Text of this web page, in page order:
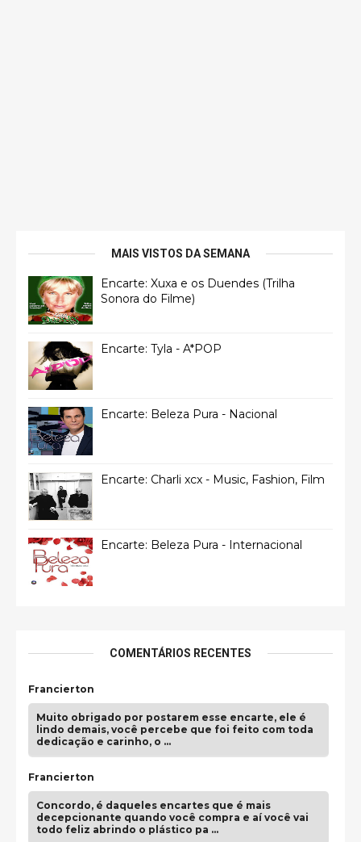
MAIS VISTOS DA SEMANA
Encarte: Xuxa e os Duendes (Trilha
Sonora do Filme)
Encarte: Tyla - A*POP
Encarte: Beleza Pura - Nacional
Encarte: Charli xcx - Music, Fashion, Film
Encarte: Beleza Pura - Internacional
COMENTÁRIOS RECENTES
Francierton
Muito obrigado por postarem esse encarte, ele é
lindo demais, você percebe que foi feito com toda
dedicação e carinho, o …
Francierton
Concordo, é daqueles encartes que é mais
decepcionante quando você compra e aí você vai
todo feliz abrindo o plástico pa …